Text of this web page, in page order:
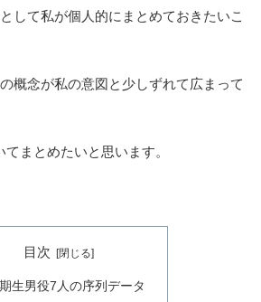
して私が個人的にまとめておきたいこ
概念が私の意図と少しずれて広まって
まとめたいと思います。
目次
生男役7人の序列データ